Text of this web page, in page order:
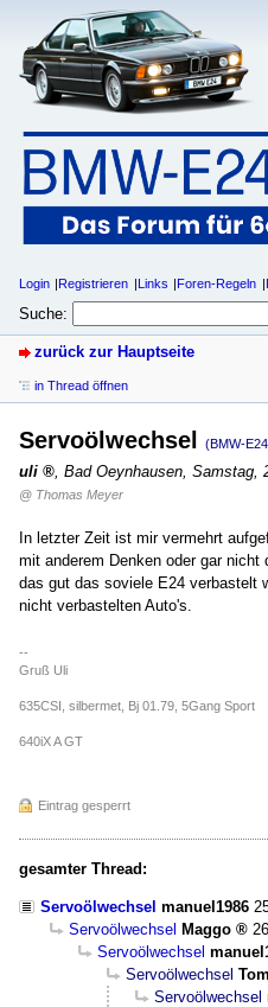
Login Registrieren Links Foren-Regeln
Suche:
zurück zur Hauptseite
in Thread öffnen
Servoölwechsel (BMW-
uli Bad Oeynhausen Samstag,
@ Thomas Meyer
In letzter Zeit ist mir vermehrt
mit anderem Denken oder gar
das gut das soviele E24 verbastelt
nicht verbastelten Auto's.
--
Gruß Uli
635CSI, silbermet, Bj 01.79, 5Gang Sport
640iX A GT
Eintrag gesperrt
gesamter Thread:
Servoölwechsel manuel1986
Servoölwechsel Maggo
Servoölwechsel
Servoölwechsel Tom
Servoölwechsel